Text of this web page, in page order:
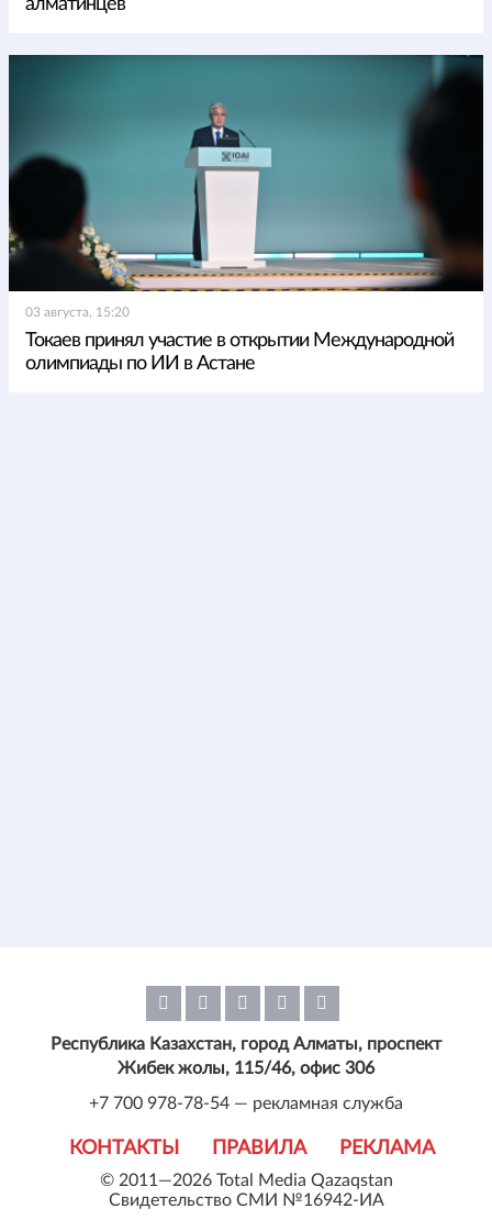
алматинцев
03 августа, 15:20
Токаев принял участие в открытии Международной
олимпиады по ИИ в Астане
© 2011—2026 Total Media Qazaqstan
Свидетельство СМИ №16942-ИА
КОНТАКТЫ ПРАВИЛА РЕКЛАМА
Республика Казахстан, город Алматы, проспект
Жибек жолы, 115/46, офис 306
+7 700 978-78-54 — рекламная служба